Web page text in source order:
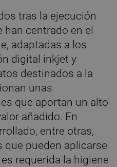
tras la ejecución
centrado en el
adaptadas a los
digital inkjet y
destinados a la
unas
que aportan un alto
añadido. En
entre otras,
pueden aplicarse
requerida la higiene